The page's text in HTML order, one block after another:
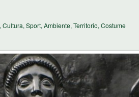
Sport, Ambiente, Territorio, Costume